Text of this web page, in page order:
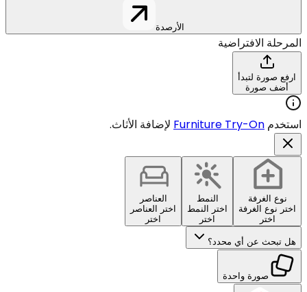
الأرصدة
المرحلة الافتراضية
ارفع صورة لتبدأ
أضف صورة
استخدم Furniture Try-On لإضافة الأثاث.
نوع الغرفة
اختر نوع الغرفة
اختر
النمط
اختر النمط
اختر
العناصر
اختر العناصر
اختر
هل تبحث عن أي محدد؟
صورة واحدة